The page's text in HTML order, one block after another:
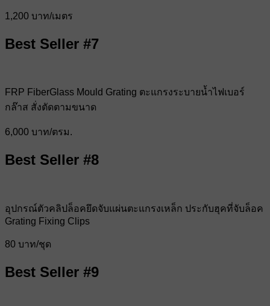
1,200 บาท/เมตร
Best Seller #7
FRP FiberGlass Mould Grating ตะแกรงระบายน้ำไฟเบอร์
กล๊าส สั่งตัดตามขนาด
6,000 บาท/ตรม.
Best Seller #8
อุปกรณ์ตัวคลิปล็อคยึดจับแผ่นตะแกรงเหล็ก ประกับฮุคที่จับล็อค
Grating Fixing Clips
80 บาท/ชุด
Best Seller #9